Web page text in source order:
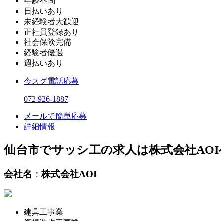
日払いあり
未経験者大歓迎
正社員登録あり
社会保険完備
経験者優遇
週払いあり
今スグ電話応募
072-926-1887
メールで簡単応募
詳細情報
仙台市でサッシ工の求人は株式会社
会社名：株式会社AOI
建具工事業